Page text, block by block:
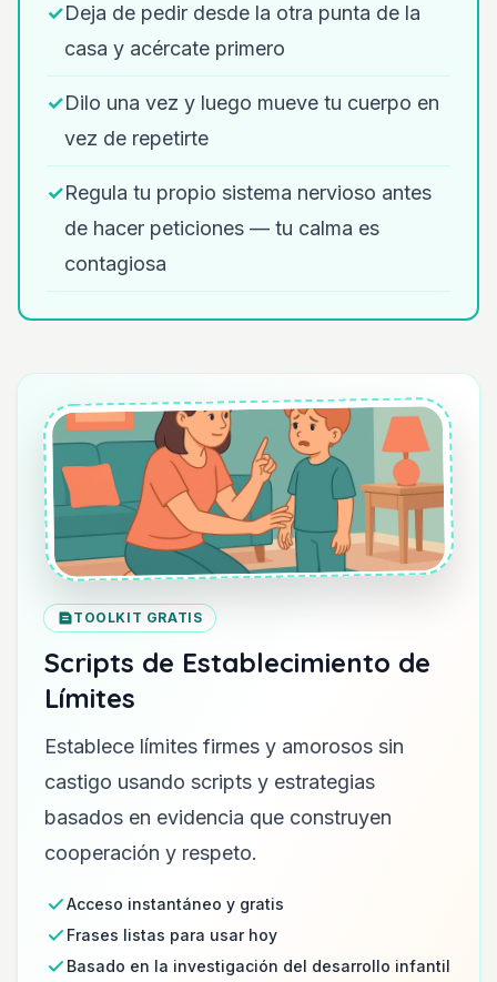
✓Deja de pedir desde la otra punta de la
casa y acércate primero
✓Dilo una vez y luego mueve tu cuerpo en
vez de repetirte
✓Regula tu propio sistema nervioso antes
de hacer peticiones — tu calma es
contagiosa
TOOLKIT GRATIS
Scripts de Establecimiento de
Límites
Establece límites firmes y amorosos sin
castigo usando scripts y estrategias
basados en evidencia que construyen
cooperación y respeto.
Acceso instantáneo y gratis
Frases listas para usar hoy
Basado en la investigación del desarrollo infantil